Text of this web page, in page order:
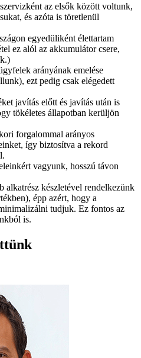
az elsők között voltunk,
és azóta is töretlenül
egyedüliként élettartam
ez alól az akkumulátor csere,
arányának emelése
ezt pedig csak elégedett
javítás előtt és javítás után is
tökéletes állapotban kerüljön
forgalommal arányos
így biztosítva a rekord
vagyunk, hosszú távon
alkatrész készletével rendelkezünk
épp azért, hogy a
tudjuk. Ez fontos az
is.